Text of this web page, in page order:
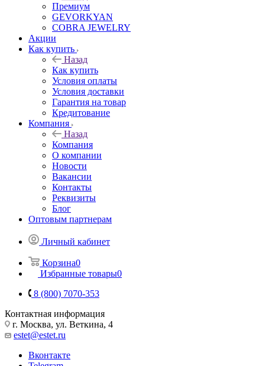
Премиум
GEVORKYAN
COBRA JEWELRY
Акции
Как купить
Назад
Как купить
Условия оплаты
Условия доставки
Гарантия на товар
Кредитование
Компания
Назад
Компания
О компании
Новости
Вакансии
Контакты
Реквизиты
Блог
Оптовым партнерам
Личный кабинет
Корзина0
Избранные товары0
8 (800) 7070-353
Контактная информация
г. Москва, ул. Веткина, 4
estet@estet.ru
Вконтакте